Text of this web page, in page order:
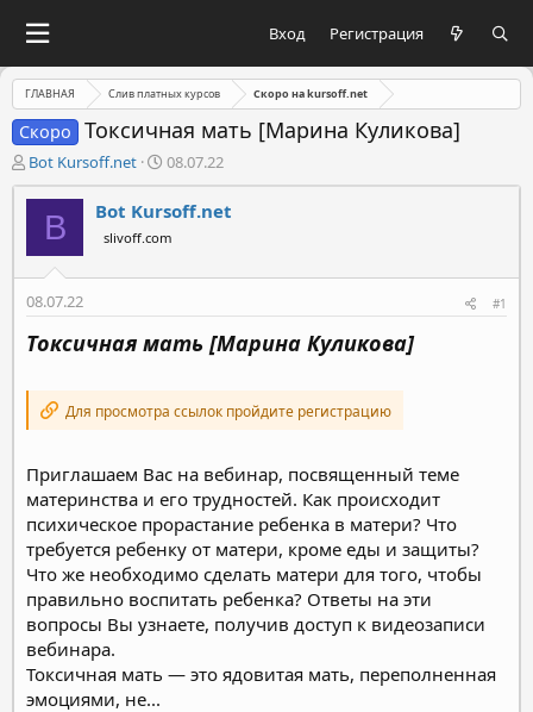
Вход Регистрация
ГЛАВНАЯ Слив платных курсов Скоро на kursoff.net
Скоро Токсичная мать [Марина Куликова]
А
в
т
м
ы
Bot Kursoff.net
Д
а
т
а
н
а
а
08.07.22
B Bot Kursoff.net
slivoff.com
08.07.22 #1
Токсичная мать [Марина Куликова]
Для просмотра ссылок пройдите регистрацию
Приглашаем Вас на вебинар, посвященный теме
материнства и его трудностей. Как происходит
психическое прорастание ребенка в матери? Что
требуется ребенку от матери, кроме еды и защиты?
Что же необходимо сделать матери для того, чтобы
правильно воспитать ребенка? Ответы на эти
вопросы Вы узнаете, получив доступ к видеозаписи
вебинара.
Токсичная мать — это ядовитая мать, переполненная
эмоциями, не...